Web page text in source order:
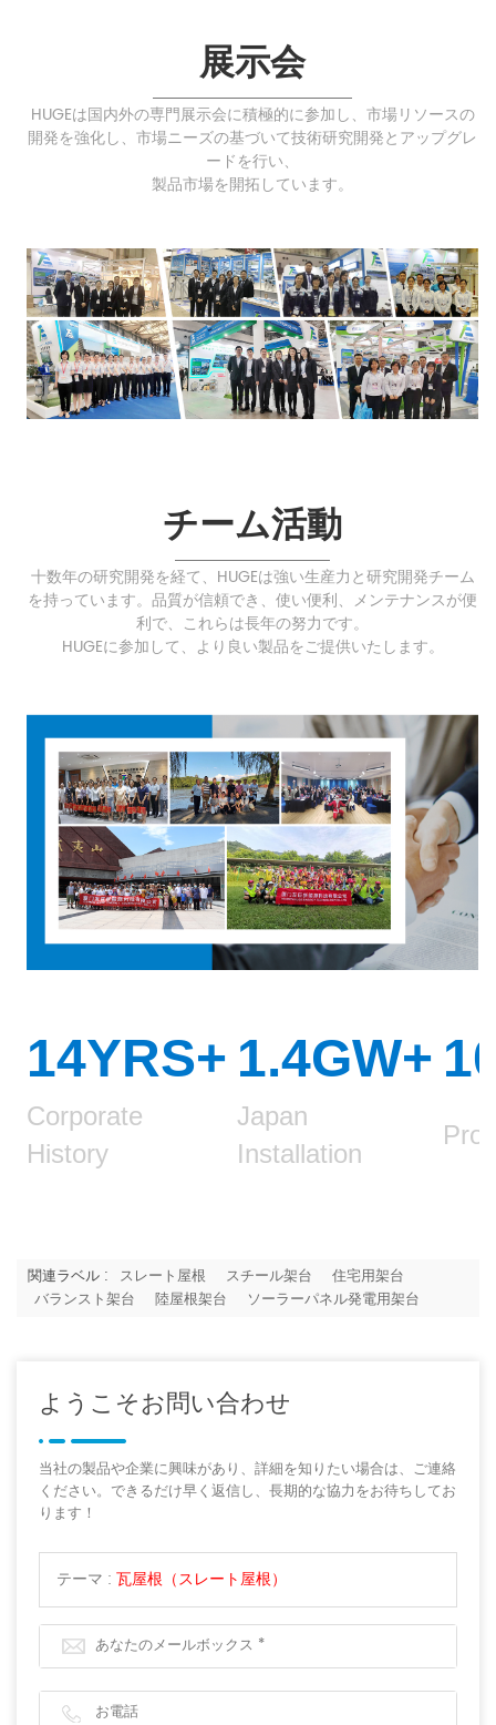
展示会
HUGEは国内外の専門展示会に積極的に参加し、市場リソースの
開発を強化し、市場ニーズの基づいて技術研究開発とアップグレ
ードを行い、
製品市場を開拓しています。
チーム活動
十数年の研究開発を経て、HUGEは強い生産力と研究開発チーム
を持っています。品質が信頼でき、使い便利、メンテナンスが便
利で、これらは長年の努力です。
HUGEに参加して、より良い製品をご提供いたします。
14YRS+ 1.4GW+
Corporate
History
Japan
Installation
関連ラベル : スレート屋根 スチール架台
住宅用架台
バランスト架台
陸屋根架台 ソーラーパネル発電用架台
ようこそお問い合わせ
当社の製品や企業に興味があり、詳細を知りたい場合は、ご連絡
ください。できるだけ早く返信し、長期的な協力をお待ちしてお
ります！
テーマ : 瓦屋根（スレート屋根）